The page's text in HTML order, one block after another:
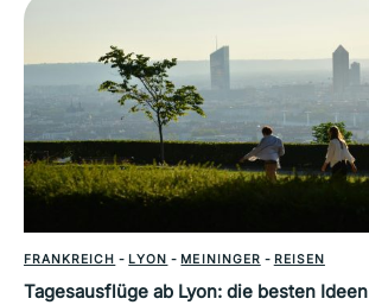
FRANKREICH - LYON - MEININGER - REISEN
Tagesausflüge ab Lyon: die besten Ideen